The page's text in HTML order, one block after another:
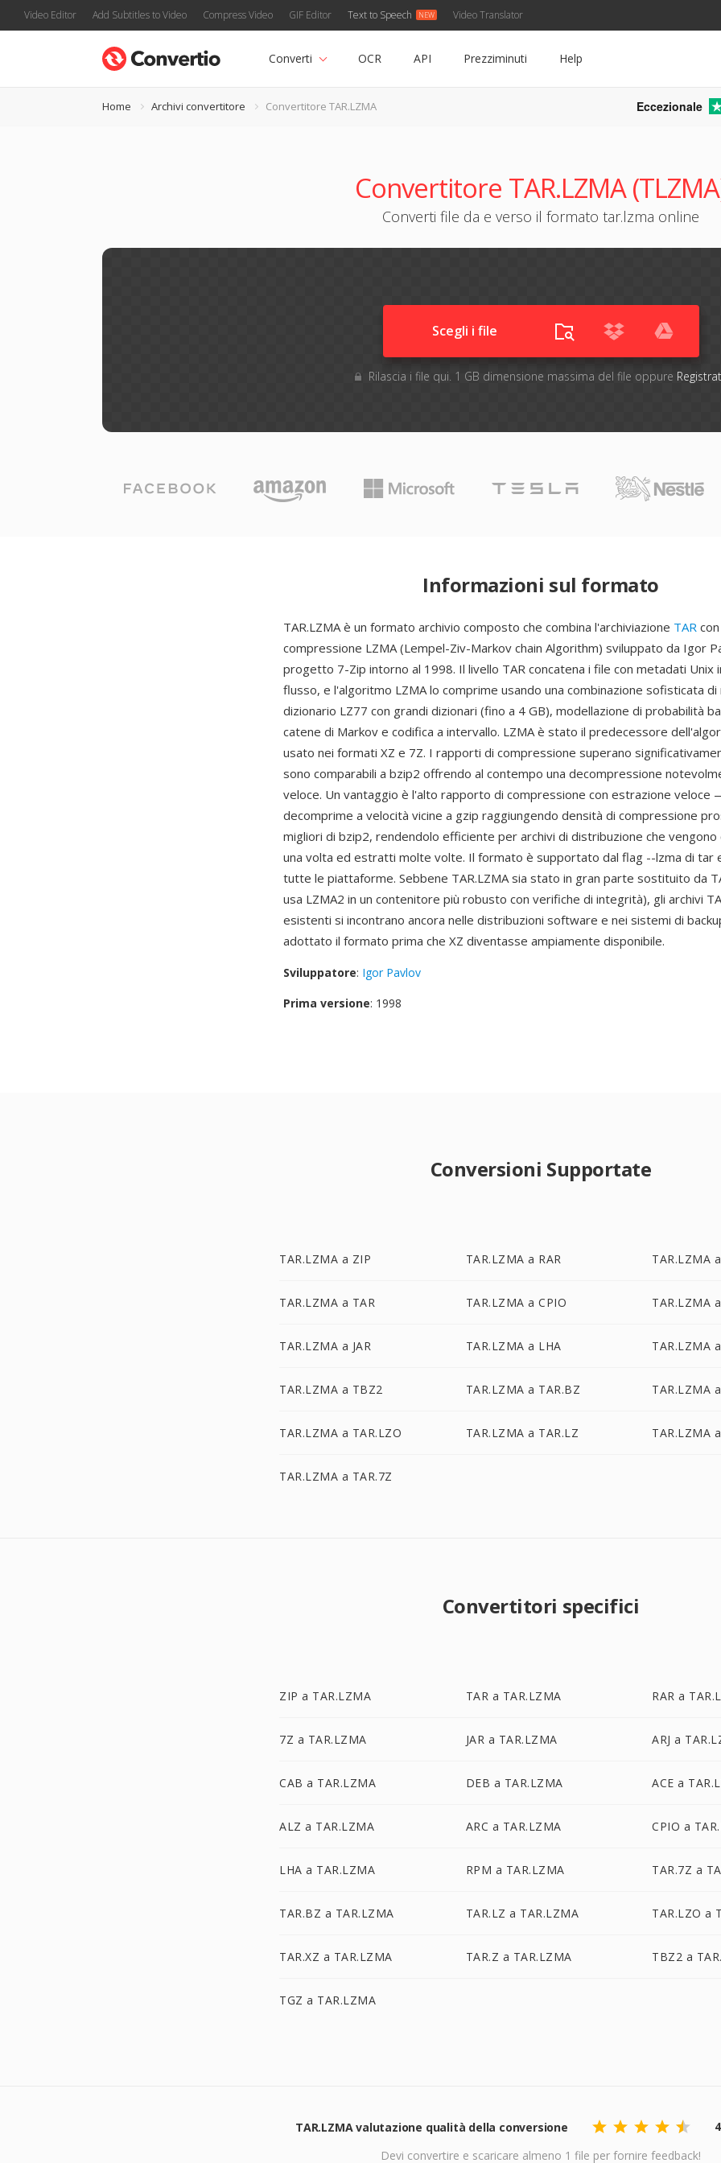
Video Editor Add Subtitles to Video Compress Video GIF Editor Text to Speech Video Translator
Converti OCR API Prezziminuti Help
Home Archivi convertitore Convertitore TAR.LZMA Eccezionale
Convertitore TAR.LZMA
Converti file da e verso il formato tar.lzma online
Scegli i file
Rilascia i file qui. 1 GB dimensione massima del file oppure
Informazioni sul formato
TAR.LZMA è un formato archivio composto che combina l'archiviazione TAR
compressione LZMA (Lempel-Ziv-Markov chain Algorithm) sviluppato da Igor
progetto 7-Zip intorno al 1998. Il livello TAR concatena i file con metadati Unix
flusso, e l'algoritmo LZMA lo comprime usando una combinazione sofisticata di
dizionario LZ77 con grandi dizionari (fino a 4 GB), modellazione di probabilità
catene di Markov e codifica a intervallo. LZMA è stato il predecessore
usato nei formati XZ e 7Z. I rapporti di compressione superano
sono comparabili a bzip2 offrendo al contempo una decompressione
veloce. Un vantaggio è l'alto rapporto di compressione con estrazione veloce
decomprime a velocità vicine a gzip raggiungendo densità di compressione
migliori di bzip2, rendendolo efficiente per archivi di distribuzione che vengono
una volta ed estratti molte volte. Il formato è supportato dal flag --lzma di tar
tutte le piattaforme. Sebbene TAR.LZMA sia stato in gran parte sostituito da
usa LZMA2 in un contenitore più robusto con verifiche di integrità), gli archivi
esistenti si incontrano ancora nelle distribuzioni software e nei sistemi di
adottato il formato prima che XZ diventasse ampiamente disponibile.
Sviluppatore: Igor Pavlov
Prima versione: 1998
Conversioni Supportate
TAR.LZMA a ZIP TAR.LZMA a RAR TAR.LZMA
TAR.LZMA a TAR TAR.LZMA a CPIO TAR.LZMA
TAR.LZMA a JAR TAR.LZMA a LHA TAR.LZMA
TAR.LZMA a TBZ2 TAR.LZMA a TAR.BZ TAR.LZMA
TAR.LZMA a TAR.LZO TAR.LZMA a TAR.LZ TAR.LZMA
TAR.LZMA a TAR.7Z
Convertitori specifici
ZIP a TAR.LZMA TAR a TAR.LZMA RAR a
7Z a TAR.LZMA JAR a TAR.LZMA ARJ a
CAB a TAR.LZMA DEB a TAR.LZMA ACE a
ALZ a TAR.LZMA ARC a TAR.LZMA CPIO a
LHA a TAR.LZMA RPM a TAR.LZMA TAR.7Z a
TAR.BZ a TAR.LZMA TAR.LZ a TAR.LZMA TAR.LZO a
TAR.XZ a TAR.LZMA TAR.Z a TAR.LZMA TBZ2 a
TGZ a TAR.LZMA
TAR.LZMA valutazione qualità della conversione
Devi convertire e scaricare almeno 1 file per fornire feedback!